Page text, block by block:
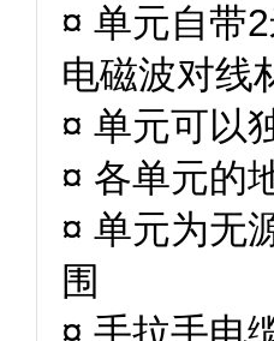
¤ 单元自带
电磁波对线
¤ 单元可以
¤ 各单元的
¤ 单元为无
围